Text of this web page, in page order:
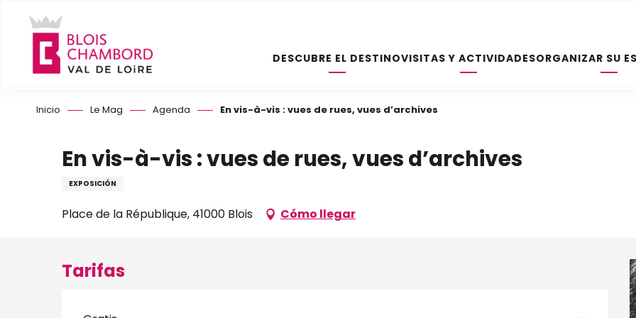
contenu
principal
DESCUBRE EL DESTINOVISITAS Y ACTIVIDADESORGANIZAR SU
Inicio Le Mag Agenda En vis-à-vis : vues de rues, vues d’archives
En vis-à-vis : vues de rues, vues d’archives
EXPOSICIÓN
Place de la République, 41000 Blois Cómo llegar
Tarifas